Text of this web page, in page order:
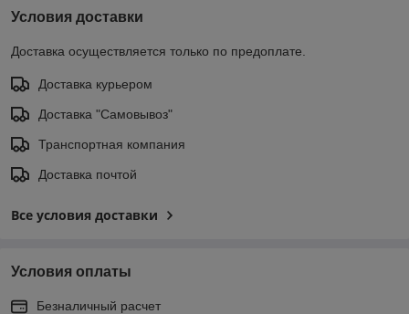
Условия доставки
Доставка осуществляется только по предоплате.
Доставка курьером
Доставка "Самовывоз"
Транспортная компания
Доставка почтой
Все условия доставки
Условия оплаты
Безналичный расчет